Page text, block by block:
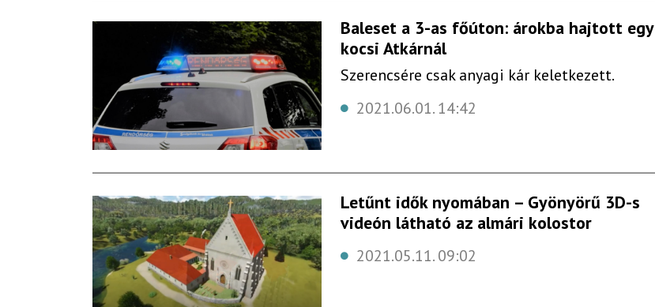
Baleset a 3-as főúton: árokba hajtott egy
kocsi Atkárnál
Szerencsére csak anyagi kár keletkezett.
2021.06.01. 14:42
Letűnt idők nyomában – Gyönyörű 3D-s
videón látható az almári kolostor
2021.05.11. 09:02